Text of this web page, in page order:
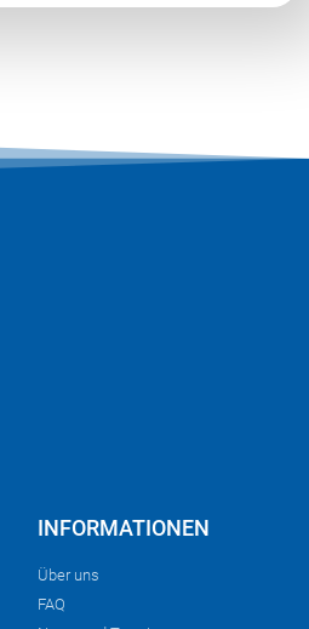
INFORMATIONEN
Über uns
FAQ